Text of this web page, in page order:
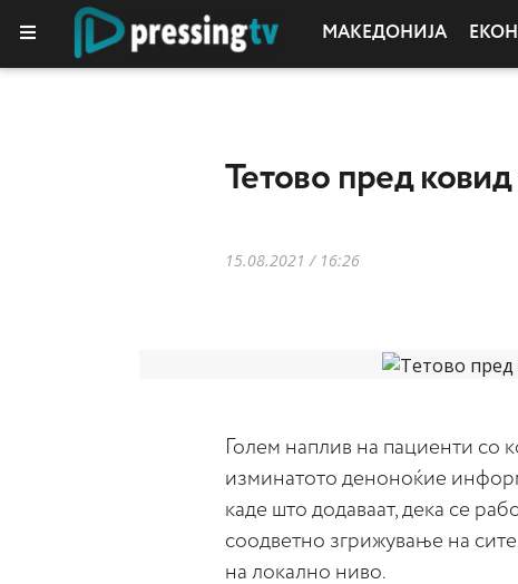
МАКЕДОНИЈА
Тетово пред ковид
15.08.2021 / 16:26
Голем наплив на пациенти со
изминатото деноноќие
каде што додаваат, дека се
соодветно згрижување на
на локално ниво.